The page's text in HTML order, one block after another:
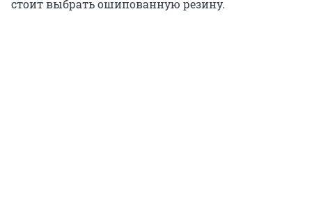
стоит выбрать ошипованную резину.